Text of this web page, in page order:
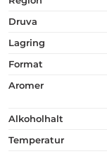
druva
lagring
format
aromer
alkoholhalt
temperatur